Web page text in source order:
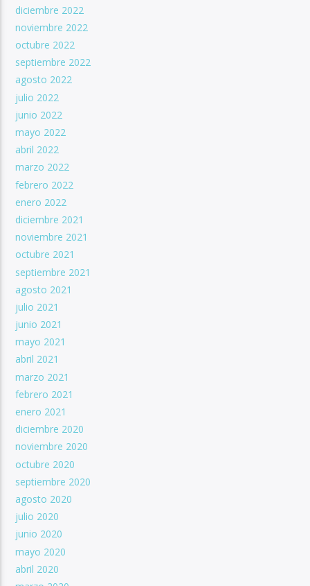
diciembre 2022
noviembre 2022
octubre 2022
septiembre 2022
agosto 2022
julio 2022
junio 2022
mayo 2022
abril 2022
marzo 2022
febrero 2022
enero 2022
diciembre 2021
noviembre 2021
octubre 2021
septiembre 2021
agosto 2021
julio 2021
junio 2021
mayo 2021
abril 2021
marzo 2021
febrero 2021
enero 2021
diciembre 2020
noviembre 2020
octubre 2020
septiembre 2020
agosto 2020
julio 2020
junio 2020
mayo 2020
abril 2020